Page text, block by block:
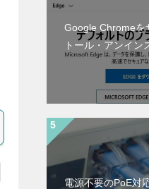
Google Chromeを
トール・アンイン
電源不要のPoE対